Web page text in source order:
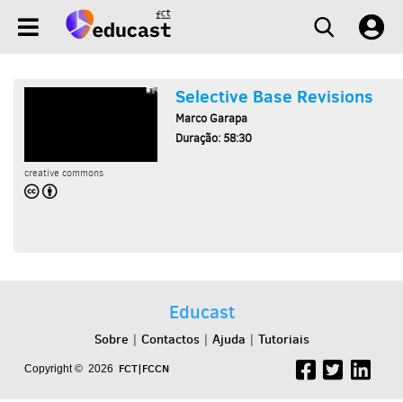
creative commons
Selective Base Revisions
Marco Garapa
Duração: 58:30
Educast
Sobre | Contactos| Ajuda | Tutoriais
Copyright © 2026 FCT|FCCN